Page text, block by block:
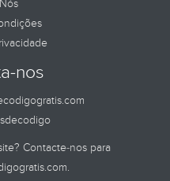
nos
Contacte-nos para
.